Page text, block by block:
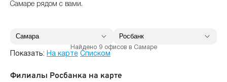
Самаре рядом с вами.
Найдено 9 офисов в Самаре
Показать: На карте Списком
Филиалы Росбанка на карте